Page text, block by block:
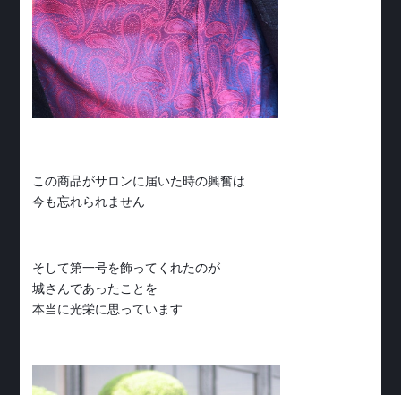
この商品がサロンに届いた時の興奮は
今も忘れられません
そして第一号を飾ってくれたのが
城さんであったことを
本当に光栄に思っています